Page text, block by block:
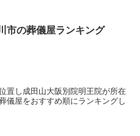
市の葬儀屋ランキング
置し成田山大阪別院明王院が所在
儀屋をおすすめ順にランキングし